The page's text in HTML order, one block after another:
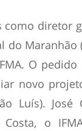
diretor
do Maranhão
O
novo
Luís). José
o